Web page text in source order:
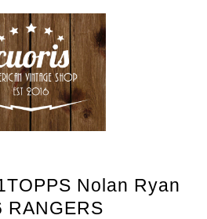
Nolan Ryan
RANGERS